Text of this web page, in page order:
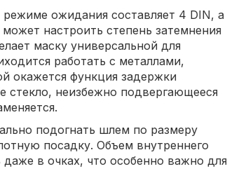
ожидания составляет 4 DIN, а
настроить степень затемнения
маску универсальной для
работать с металлами,
окажется функция задержки
стекло, неизбежно подвергающееся
подогнать шлем по размеру
посадку. Объем внутреннего
даже в очках, что особенно важно для